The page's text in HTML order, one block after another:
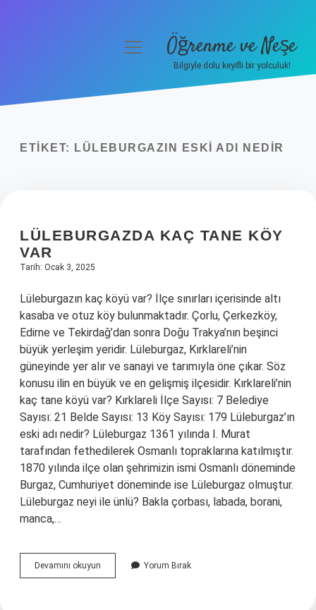
Yasal Uyarı
menüyüÖğrenme ve Neşe
Bilgiyle dolu keyifli bir yolculuk!
ETIKET: LÜLEBURGAZIN ESKI ADI NEDIR
LÜLEBURGAZDA KAÇ TANE KÖY
VAR
Tarih: Ocak 3, 2025
Lüleburgazın kaç köyü var? İlçe sınırları içerisinde altı
kasaba ve otuz köy bulunmaktadır. Çorlu, Çerkezköy,
Edirne ve Tekirdağ’dan sonra Doğu Trakya’nın beşinci
büyük yerleşim yeridir. Lüleburgaz, Kırklareli’nin
güneyinde yer alır ve sanayi ve tarımıyla öne çıkar. Söz
konusu ilin en büyük ve en gelişmiş ilçesidir. Kırklareli’nin
kaç tane köyü var? Kırklareli İlçe Sayısı: 7 Belediye
Sayısı: 21 Belde Sayısı: 13 Köy Sayısı: 179 Lüleburgaz’ın
eski adı nedir? Lüleburgaz 1361 yılında I. Murat
tarafından fethedilerek Osmanlı topraklarına katılmıştır.
1870 yılında ilçe olan şehrimizin ismi Osmanlı döneminde
Burgaz, Cumhuriyet döneminde ise Lüleburgaz olmuştur.
Lüleburgaz neyi ile ünlü? Bakla çorbası, labada, borani,
manca,…
Devamını okuyun Lüleburgazda
Kaç
Yorum Bırak